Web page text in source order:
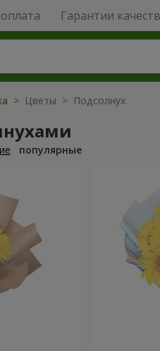
Гарантии
> Цветы > Подсолнух
популярные